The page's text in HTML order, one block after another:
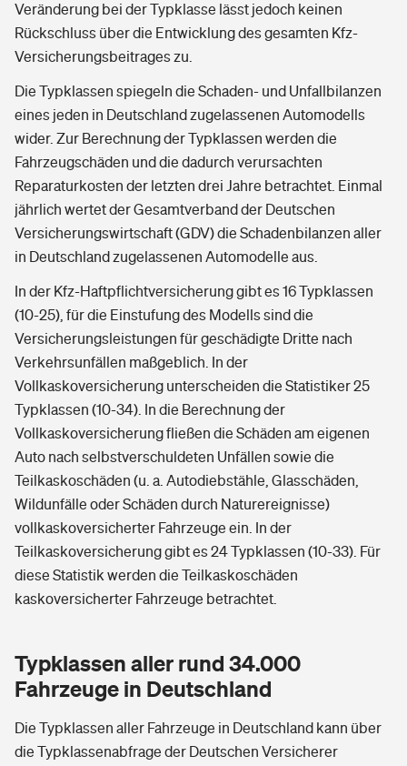
Veränderung bei der Typklasse lässt jedoch keinen
Rückschluss über die Entwicklung des gesamten Kfz-
Versicherungsbeitrages zu.
Die Typklassen spiegeln die Schaden- und Unfallbilanzen
eines jeden in Deutschland zugelassenen Automodells
wider. Zur Berechnung der Typklassen werden die
Fahrzeugschäden und die dadurch verursachten
Reparaturkosten der letzten drei Jahre betrachtet. Einmal
jährlich wertet der Gesamtverband der Deutschen
Versicherungswirtschaft (GDV) die Schadenbilanzen aller
in Deutschland zugelassenen Automodelle aus.
In der Kfz-Haftpflichtversicherung gibt es 16 Typklassen
(10-25), für die Einstufung des Modells sind die
Versicherungsleistungen für geschädigte Dritte nach
Verkehrsunfällen maßgeblich. In der
Vollkaskoversicherung unterscheiden die Statistiker 25
Typklassen (10-34). In die Berechnung der
Vollkaskoversicherung fließen die Schäden am eigenen
Auto nach selbstverschuldeten Unfällen sowie die
Teilkaskoschäden (u. a. Autodiebstähle, Glasschäden,
Wildunfälle oder Schäden durch Naturereignisse)
vollkaskoversicherter Fahrzeuge ein. In der
Teilkaskoversicherung gibt es 24 Typklassen (10-33). Für
diese Statistik werden die Teilkaskoschäden
kaskoversicherter Fahrzeuge betrachtet.
Typklassen aller rund 34.000
Fahrzeuge in Deutschland
Die Typklassen aller Fahrzeuge in Deutschland kann über
die Typklassenabfrage der Deutschen Versicherer